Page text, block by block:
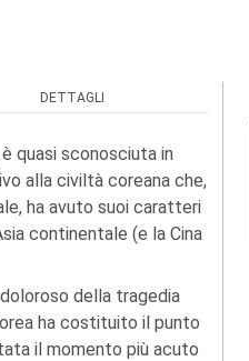
DETTAGLI
quasi sconosciuta in
alla civiltà coreana che,
ha avuto suoi caratteri
continentale (e la Cina
della tragedia
ha costituito il punto
il momento più acuto